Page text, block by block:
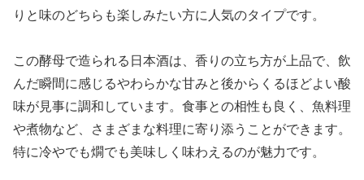
りと味のどちらも楽しみたい方に人気のタイプです。
この酵母で造られる日本酒は、香りの立ち方が上品で、飲
んだ瞬間に感じるやわらかな甘みと後からくるほどよい酸
味が見事に調和しています。食事との相性も良く、魚料理
や煮物など、さまざまな料理に寄り添うことができます。
特に冷やでも燗でも美味しく味わえるのが魅力です。